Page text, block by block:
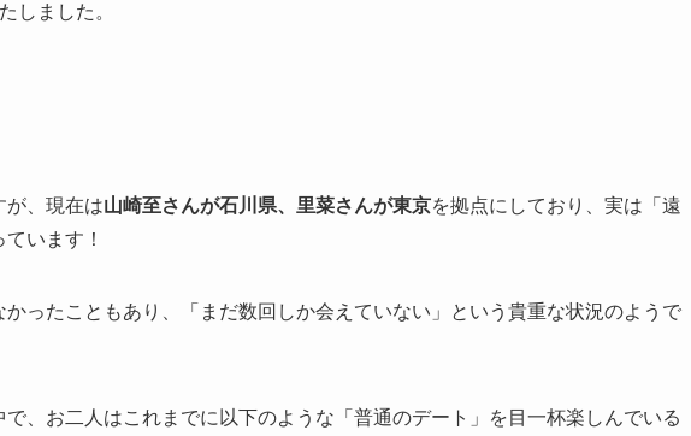
しました。
が、現在は山崎至さんが石川県、里菜さんが東京を拠点にしており、実は「遠
います！
ったこともあり、「まだ数回しか会えていない」という貴重な状況のようで
、お二人はこれまでに以下のような「普通のデート」を目一杯楽しんでいる